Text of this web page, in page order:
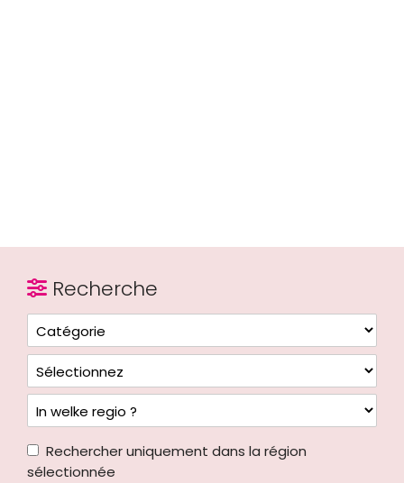
Recherche
Rechercher uniquement dans la région
sélectionnée